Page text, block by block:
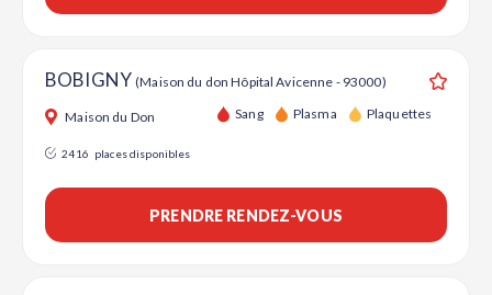
BOBIGNY(Maison du don Hôpital Avicenne - 93000)
Maison du Don Sang Plasma Plaquettes
2416 places disponibles
PRENDRE RENDEZ-VOUS